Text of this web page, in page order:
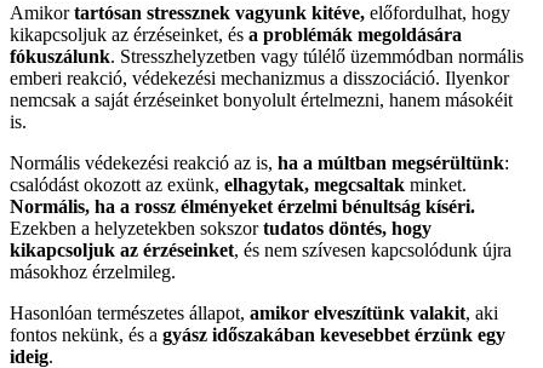
Amikortartósan stressznek vagyunk kitéve, előfordulhat, hogy
kikapcsoljuk az érzéseinket, és a problémák megoldására
fókuszálunk. Stresszhelyzetben vagy túlélő üzemmódban normális
emberi reakció, védekezési mechanizmus a disszociáció. Ilyenkor
nemcsak a saját érzéseinket bonyolult értelmezni, hanem másokéit
is.
Normális védekezési reakció az is, ha a múltban megsérültünk:
csalódást okozott az exünk, elhagytak, megcsaltak minket.
Normális, ha a rossz élményeket érzelmi bénultság kíséri.
Ezekben a helyzetekben sokszortudatos döntés, hogy
kikapcsoljuk az érzéseinket, és nem szívesen kapcsolódunk újra
másokhoz érzelmileg.
Hasonlóan természetes állapot, amikor elveszítünk valakit, aki
fontos nekünk, és a gyász időszakában kevesebbet érzünk egy
ideig.